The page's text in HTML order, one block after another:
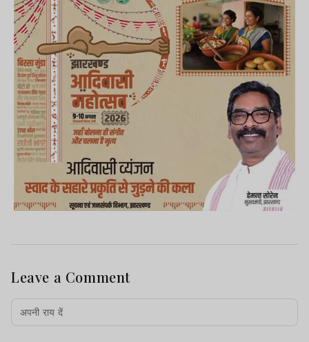
Leave a Comment